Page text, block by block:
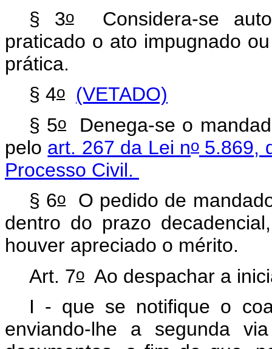
§ 3oConsidera-se
praticado o ato impugnado
prática.
§ 4o
(VETADO)
§ 5oDenega-se o
pelo art. 267 da Lei no 5.869,
Processo Civil.
§ 6oO pedido de
dentro do prazo
houver apreciado o mérito.
Art. 7o Ao despachar a
I - que se notifique o
enviando-lhe a segunda